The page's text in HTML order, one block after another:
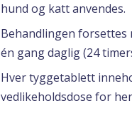
hund og katt anvendes.
Behandlingen forsettes
én gang daglig (24
Hver tyggetablett
vedlikeholdsdose for